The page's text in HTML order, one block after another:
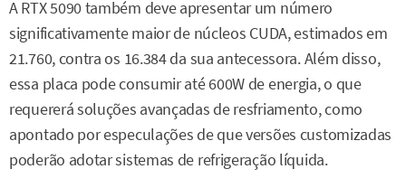
A RTX 5090 também deve apresentar um número
significativamente maior de núcleos CUDA, estimados em
21.760, contra os 16.384 da sua antecessora. Além disso,
essa placa pode consumir até 600W de energia, o que
requererá soluções avançadas de resfriamento, como
apontado por especulações de que versões customizadas
poderão adotar sistemas de refrigeração líquida.